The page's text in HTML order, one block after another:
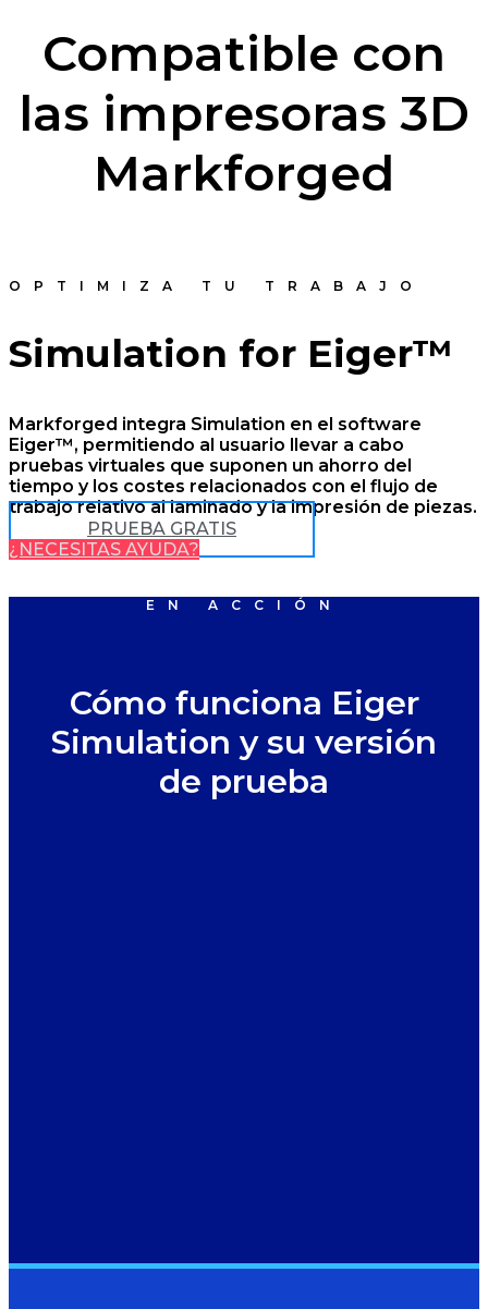
Compatible con
las impresoras 3D
Markforged
OPTIMIZA TU TRABAJO
Simulation for Eiger™
Markforged integra Simulation en el software
Eiger™, permitiendo al usuario llevar a cabo
pruebas virtuales que suponen un ahorro del
tiempo y los costes relacionados con el flujo de
trabajo relativo al laminado y la impresión de piezas.
PRUEBA GRATIS
¿NECESITAS AYUDA?
EN ACCIÓN
Cómo funciona Eiger
Simulation y su versión
de prueba